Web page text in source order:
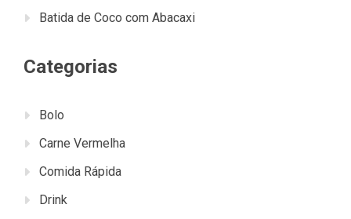
Batida de Coco com Abacaxi
Categorias
Bolo
Carne Vermelha
Comida Rápida
Drink